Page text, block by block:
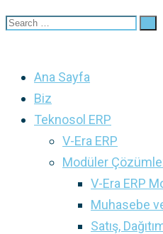
Ana Sayfa
Biz
Teknosol ERP
V-Era ERP
Modüler
V-Era ERP
Muhasebe
Satış,